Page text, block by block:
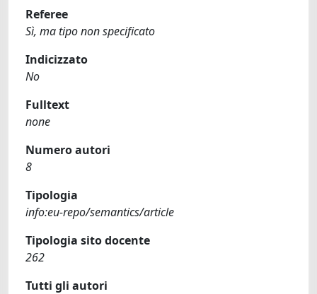
Referee
Sì, ma tipo non specificato
Indicizzato
No
Fulltext
none
Numero autori
8
Tipologia
info:eu-repo/semantics/article
Tipologia sito docente
262
Tutti gli autori